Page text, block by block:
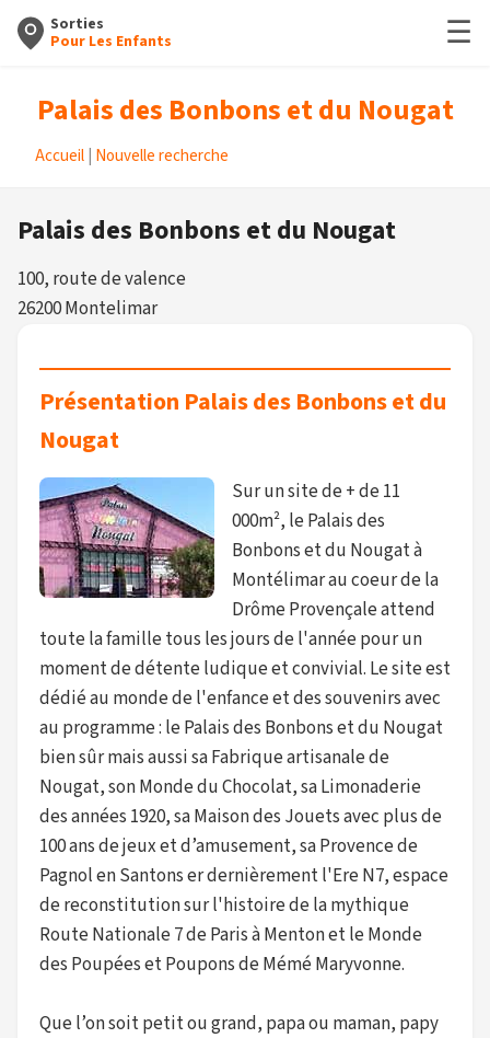
Sorties
Pour Les Enfants
☰
Palais des Bonbons et du Nougat
Accueil Nouvelle recherche
Palais des Bonbons et du Nougat
100, route de valence
26200 Montelimar
Présentation Palais des Bonbons et du
Nougat
Sur un site de + de 11
000m², le Palais des
Bonbons et du Nougat à
Montélimar au coeur de la
Drôme Provençale attend
toute la famille tous les jours de l'année pour un
moment de détente ludique et convivial. Le site est
dédié au monde de l'enfance et des souvenirs avec
au programme : le Palais des Bonbons et du Nougat
bien sûr mais aussi sa Fabrique artisanale de
Nougat, son Monde du Chocolat, sa Limonaderie
des années 1920, sa Maison des Jouets avec plus de
100 ans de jeux et d’amusement, sa Provence de
Pagnol en Santons er dernièrement l'Ere N7, espace
de reconstitution sur l'histoire de la mythique
Route Nationale 7 de Paris à Menton et le Monde
des Poupées et Poupons de Mémé Maryvonne.
Que l’on soit petit ou grand, papa ou maman, papy